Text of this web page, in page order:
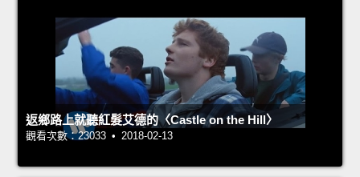
返鄉路上就聽紅髮艾德的〈Castle on the Hill〉
觀看次數：23033 • 2018-02-13